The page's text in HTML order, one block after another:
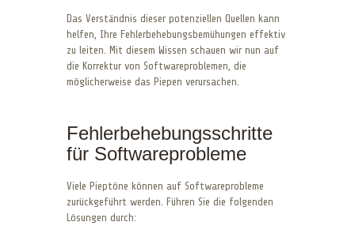
Das Verständnis dieser potenziellen Quellen kann
helfen, Ihre Fehlerbehebungsbemühungen effektiv
zu leiten. Mit diesem Wissen schauen wir nun auf
die Korrektur von Softwareproblemen, die
möglicherweise das Piepen verursachen.
Fehlerbehebungsschritte
für Softwareprobleme
Viele Pieptöne können auf Softwareprobleme
zurückgeführt werden. Führen Sie die folgenden
Lösungen durch: